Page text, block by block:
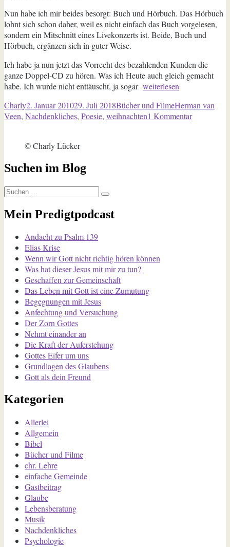
Nun habe ich mir beides besorgt: Buch und Hörbuch. Das Hörbuch
lohnt sich schon daher, weil es nicht einfach das Buch vorgelesen,
sondern ein Mitschnitt eines Livekonzerts ist. Beide, Buch und
Hörbuch, ergänzen sich in guter Weise.
Ich habe ja nun jetzt das Vorrecht des bezahlenden Kunden die
ganze Doppel-CD zu hören. Was ich Heute auch gleich gemacht
habe. Ich wurde nicht enttäuscht, ja sogar „Herman
Veen
–
weiterlesen
Autor
CharlyVeröffentlicht
am
2. Januar 201029. Juli 2018Kategorien
Bücher und FilmeSchlagwörter
Herman van
Veen, Nachdenkliches, Poesie, weihnachten1 Kommentarzu
© Charly Lücker
Suchen im Blog
Suchen
nach:
Suchen
Mein Predigtpodcast
Andacht zu Psalm 139
Elias Krise
Wenn wir Gott nicht richtig hören können
Was hat dieser Jesus mit mir zu tun?
Geschaffen zur Gemeinschaft
Das Leben mit Gott ist eine Zumutung
Begegnungen mit Jesus
Anfechtung und Versuchung
Der Zorn Gottes
Nehmt einander an
Die Kraft der Auferstehung
Gottes Eifer um uns
Grundlagen des Glaubens
Gott als dein Freund
Kategorien
Allerlei
Allgemein
Bibel
Bücher und Filme
chr. Lehre
einfache Gemeinde
Gastbeitrag
Glaube
Lebensberatung
Musik
Nachdenkliches
Psychologie